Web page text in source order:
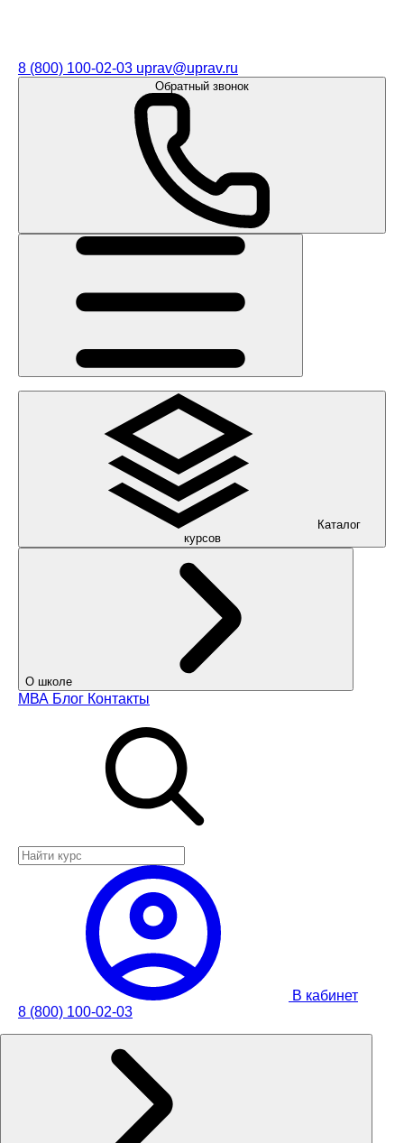
8 (800) 100-02-03 uprav@uprav.ru
Обратный звонок
Каталог
курсов
О школе
МВА Блог Контакты
В кабинет
8 (800) 100-02-03